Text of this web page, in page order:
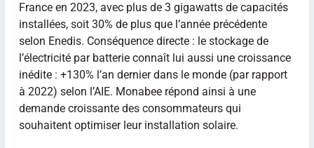
France en 2023, avec plus de 3 gigawatts de capacités
installées, soit 30% de plus que l’année précédente
selon Enedis. Conséquence directe : le stockage de
l’électricité par batterie connaît lui aussi une croissance
inédite : +130% l’an dernier dans le monde (par rapport
à 2022) selon l’AIE. Monabee répond ainsi à une
demande croissante des consommateurs qui
souhaitent optimiser leur installation solaire.